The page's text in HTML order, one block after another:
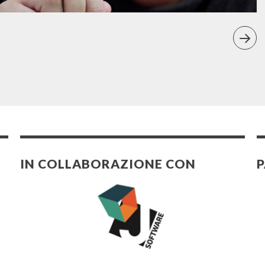
IN COLLABORAZIONE CON